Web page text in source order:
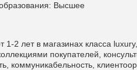
Высшее
1-2 лет в магазинах класса
покупателей,
коммуникабельность,